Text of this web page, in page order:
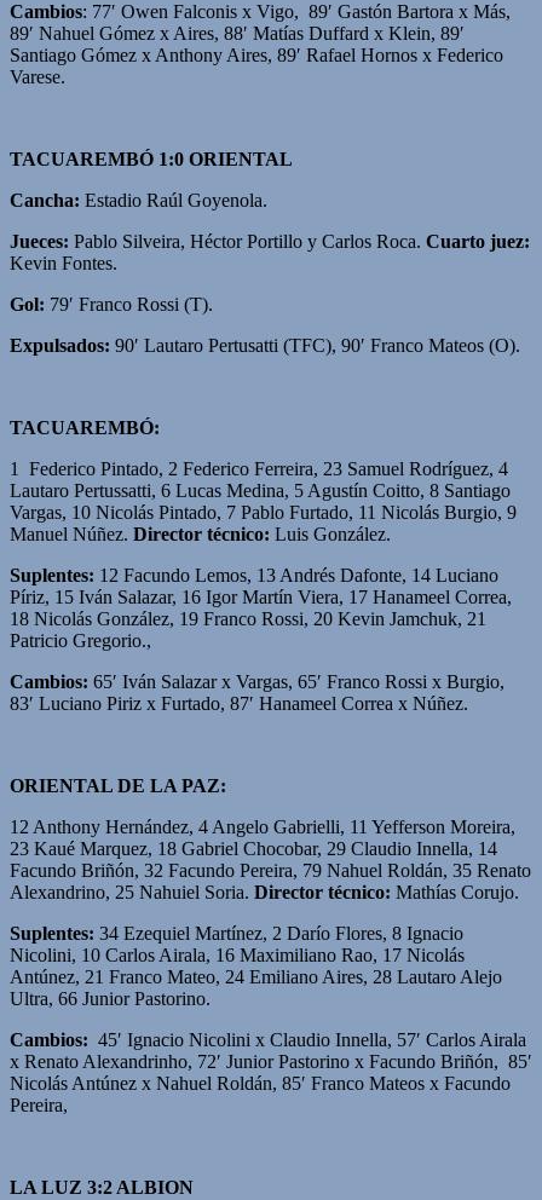
Cambios: 77′ Owen Falconis x Vigo, 89′ Gastón Bartora x Más,
89′ Nahuel Gómez x Aires, 88′ Matías Duffard x Klein, 89′
Santiago Gómez x Anthony Aires, 89′ Rafael Hornos x Federico
Varese.
TACUAREMBÓ 1:0 ORIENTAL
Cancha: Estadio Raúl Goyenola.
Jueces: Pablo Silveira, Héctor Portillo y Carlos Roca. Cuarto juez:
Kevin Fontes.
Gol: 79′ Franco Rossi (T).
Expulsados: 90′ Lautaro Pertusatti (TFC), 90′ Franco Mateos (O).
TACUAREMBÓ:
1 Federico Pintado, 2 Federico Ferreira, 23 Samuel Rodríguez, 4
Lautaro Pertussatti, 6 Lucas Medina, 5 Agustín Coitto, 8 Santiago
Vargas, 10 Nicolás Pintado, 7 Pablo Furtado, 11 Nicolás Burgio, 9
Manuel Núñez. Director técnico: Luis González.
Suplentes: 12 Facundo Lemos, 13 Andrés Dafonte, 14 Luciano
Píriz, 15 Iván Salazar, 16 Igor Martín Viera, 17 Hanameel Correa,
18 Nicolás González, 19 Franco Rossi, 20 Kevin Jamchuk, 21
Patricio Gregorio.,
Cambios: 65′ Iván Salazar x Vargas, 65′ Franco Rossi x Burgio,
83′ Luciano Piriz x Furtado, 87′ Hanameel Correa x Núñez.
ORIENTAL DE LA PAZ:
12 Anthony Hernández, 4 Angelo Gabrielli, 11 Yefferson Moreira,
23 Kaué Marquez, 18 Gabriel Chocobar, 29 Claudio Innella, 14
Facundo Briñón, 32 Facundo Pereira, 79 Nahuel Roldán, 35 Renato
Alexandrino, 25 Nahuiel Soria. Director técnico: Mathías Corujo.
Suplentes: 34 Ezequiel Martínez, 2 Darío Flores, 8 Ignacio
Nicolini, 10 Carlos Airala, 16 Maximiliano Rao, 17 Nicolás
Antúnez, 21 Franco Mateo, 24 Emiliano Aires, 28 Lautaro Alejo
Ultra, 66 Junior Pastorino.
Cambios: 45′ Ignacio Nicolini x Claudio Innella, 57′ Carlos Airala
x Renato Alexandrinho, 72′ Junior Pastorino x Facundo Briñón, 85′
Nicolás Antúnez x Nahuel Roldán, 85′ Franco Mateos x Facundo
Pereira,
LA LUZ 3:2 ALBION